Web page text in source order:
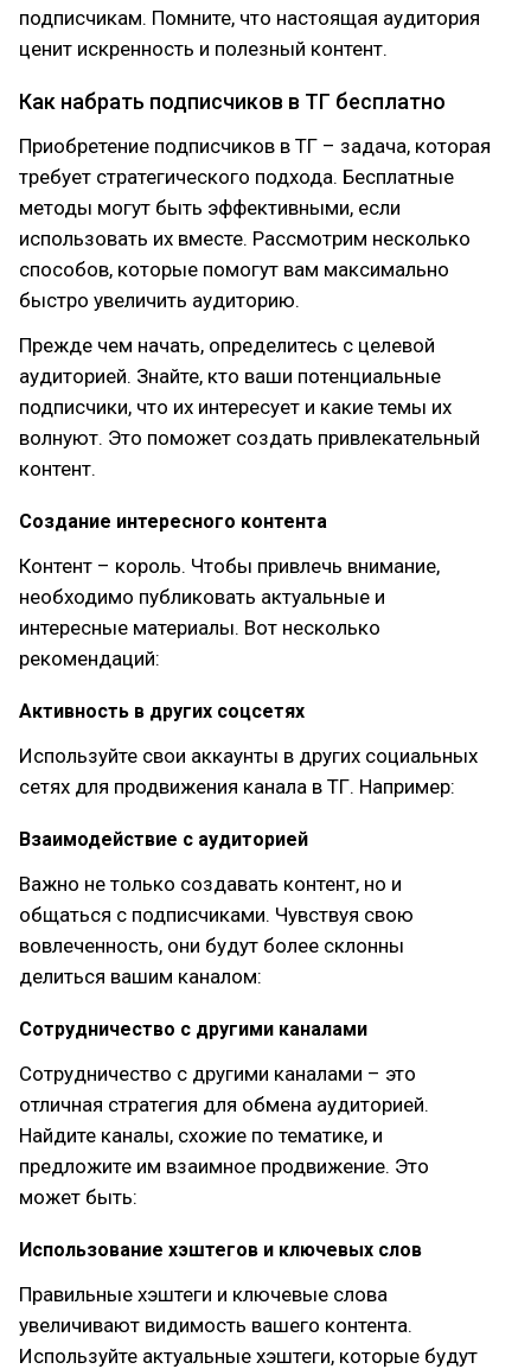
подписчикам. Помните, что настоящая аудитория
ценит искренность и полезный контент.
Как набрать подписчиков в ТГ бесплатно
Приобретение подписчиков в ТГ – задача, которая
требует стратегического подхода. Бесплатные
методы могут быть эффективными, если
использовать их вместе. Рассмотрим несколько
способов, которые помогут вам максимально
быстро увеличить аудиторию.
Прежде чем начать, определитесь с целевой
аудиторией. Знайте, кто ваши потенциальные
подписчики, что их интересует и какие темы их
волнуют. Это поможет создать привлекательный
контент.
Создание интересного контента
Контент – король. Чтобы привлечь внимание,
необходимо публиковать актуальные и
интересные материалы. Вот несколько
рекомендаций:
Активность в других соцсетях
Используйте свои аккаунты в других социальных
сетях для продвижения канала в ТГ. Например:
Взаимодействие с аудиторией
Важно не только создавать контент, но и
общаться с подписчиками. Чувствуя свою
вовлеченность, они будут более склонны
делиться вашим каналом:
Сотрудничество с другими каналами
Сотрудничество с другими каналами – это
отличная стратегия для обмена аудиторией.
Найдите каналы, схожие по тематике, и
предложите им взаимное продвижение. Это
может быть:
Использование хэштегов и ключевых слов
Правильные хэштеги и ключевые слова
увеличивают видимость вашего контента.
Используйте актуальные хэштеги, которые будут